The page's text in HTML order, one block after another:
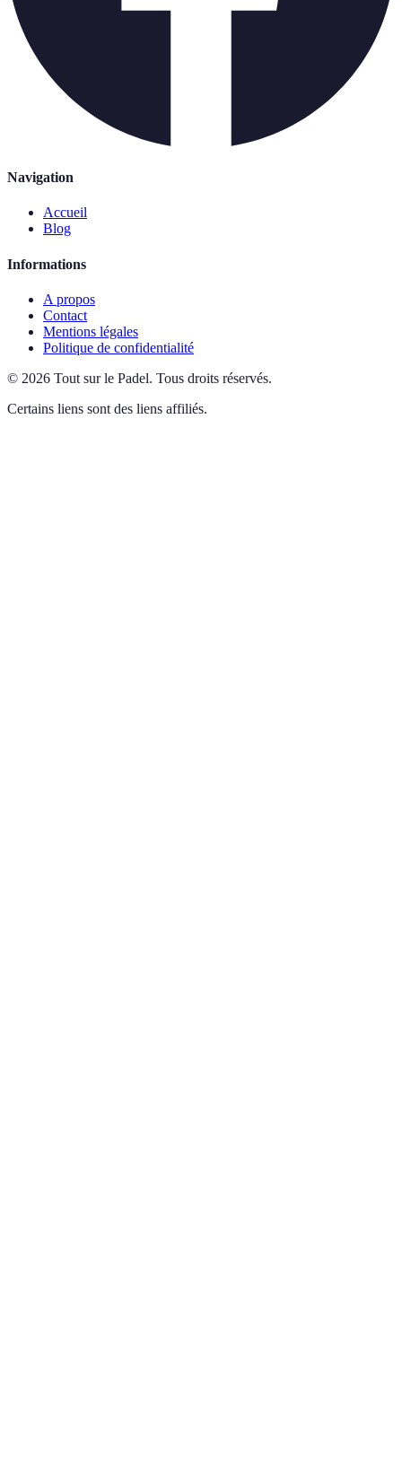
Navigation
Accueil
Blog
Informations
A propos
Contact
Mentions légales
Politique de confidentialité
© 2026 Tout sur le Padel. Tous droits réservés.
Certains liens sont des liens affiliés.